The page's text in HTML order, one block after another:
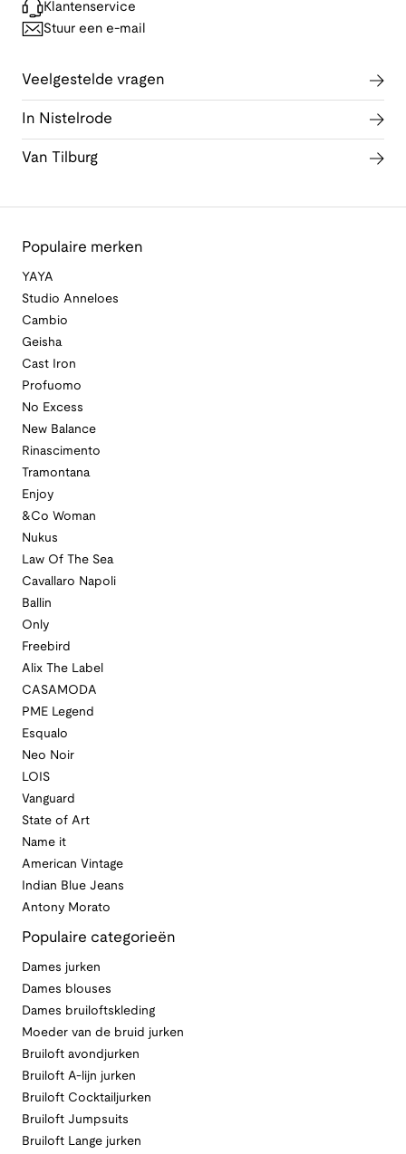
Klantenservice
Stuur een e-mail
Veelgestelde vragen
In Nistelrode
Van Tilburg
Populaire merken
YAYA
Studio Anneloes
Cambio
Geisha
Cast Iron
Profuomo
No Excess
New Balance
Rinascimento
Tramontana
Enjoy
&Co Woman
Nukus
Law Of The Sea
Cavallaro Napoli
Ballin
Only
Freebird
Alix The Label
CASAMODA
PME Legend
Esqualo
Neo Noir
LOIS
Vanguard
State of Art
Name it
American Vintage
Indian Blue Jeans
Antony Morato
Populaire categorieën
Dames jurken
Dames blouses
Dames bruiloftskleding
Moeder van de bruid jurken
Bruiloft avondjurken
Bruiloft A-lijn jurken
Bruiloft Cocktailjurken
Bruiloft Jumpsuits
Bruiloft Lange jurken